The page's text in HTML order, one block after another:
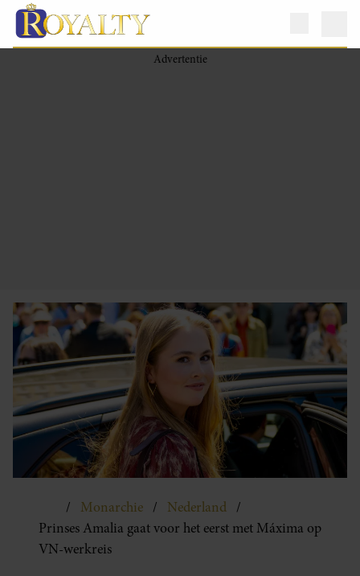
Monarchie
Nederland
Prinses Amalia gaat voor het eerst met Máxima op
VN-werkreis